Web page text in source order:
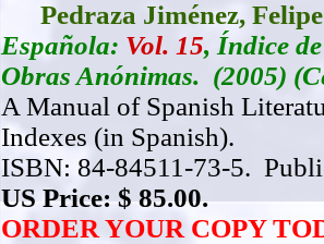
Pedraza Jiménez,
Española: Vol. 15, Índice
Obras Anónimas. (2005)
A Manual of Spanish
Indexes (in Spanish).
ISBN: 84-84511-73-5.
US Price: $ 85.00.
ORDER YOUR COPY